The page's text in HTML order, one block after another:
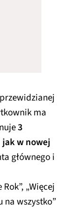
przewidzianej
ma
3
w nowej
głównego i
„Więcej
na wszystko”